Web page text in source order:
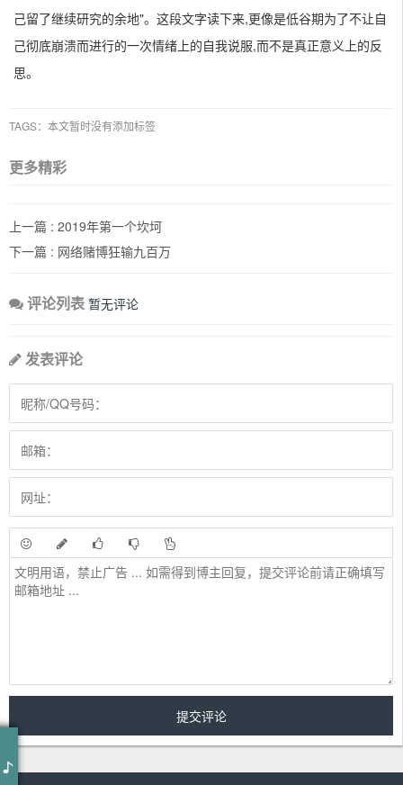
己留了继续研究的余地"。这段文字读下来,更像是低谷期为了不让自
己彻底崩溃而进行的一次情绪上的自我说服,而不是真正意义上的反
思。
TAGS：本文暂时没有添加标签
更多精彩
上一篇 : 2019年第一个坎坷
下一篇 : 网络赌博狂输九百万
评论列表 暂无评论
发表评论
作词 : July Tun
编曲 : July Tun